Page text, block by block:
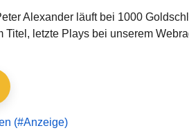
Alexander läuft bei 1000
Titel, letzte Plays bei unserem
(#Anzeige)